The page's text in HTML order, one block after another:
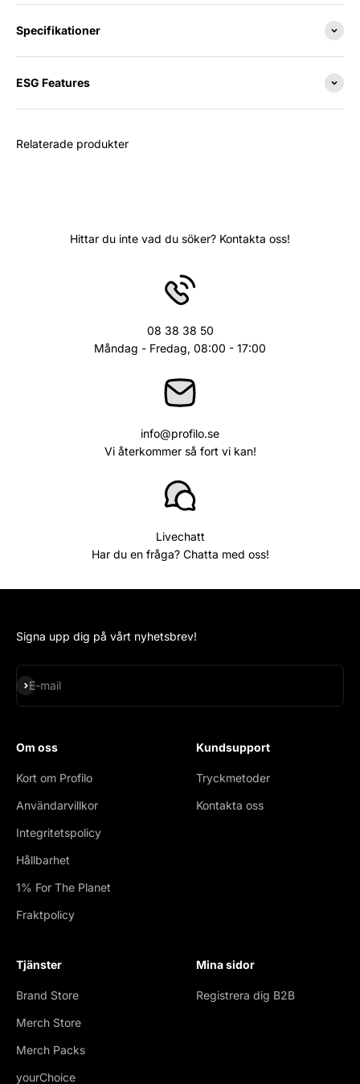
Specifikationer
ESG Features
Relaterade produkter
Hittar du inte vad du söker? Kontakta oss!
08 38 38 50
Måndag - Fredag, 08:00 - 17:00
info@profilo.se
Vi återkommer så fort vi kan!
Livechatt
Har du en fråga? Chatta med oss!
Signa upp dig på vårt nyhetsbrev!
E-mail
Subscribe
Om oss
Kort om Profilo
Användarvillkor
Integritetspolicy
Hållbarhet
1% For The Planet
Fraktpolicy
Kundsupport
Tryckmetoder
Kontakta oss
Tjänster
Brand Store
Merch Store
Merch Packs
yourChoice
Mina sidor
Registrera dig B2B